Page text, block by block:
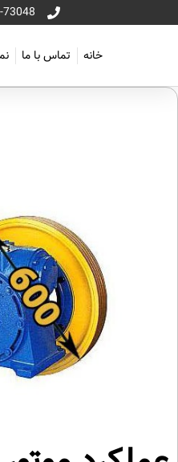
خانه تماس با ما